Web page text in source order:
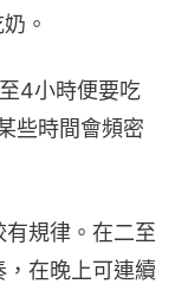
。
4小時便要吃
些時間會頻密
規律。在二至
在晚上可連續